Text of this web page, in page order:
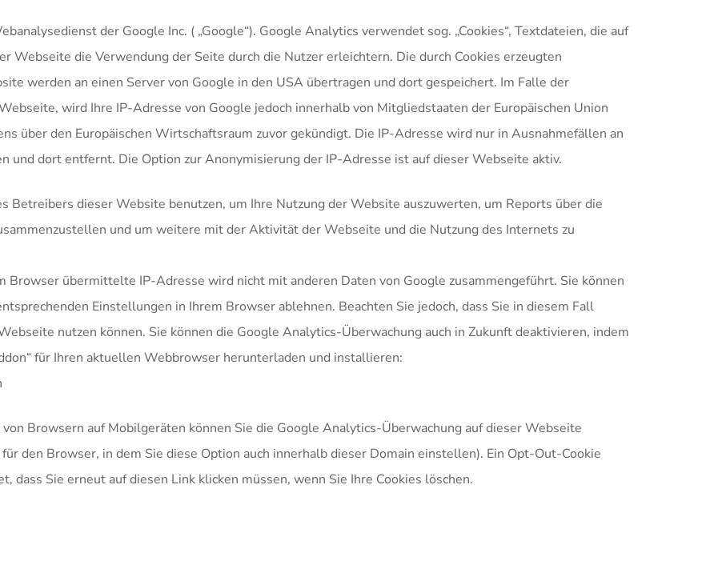
der Google Inc. ( „Google“). Google Analytics verwendet sog. „Cookies“, Textdateien, die auf
Webseite die Verwendung der Seite durch die Nutzer erleichtern. Die durch Cookies erzeugten
werden an einen Server von Google in den USA übertragen und dort gespeichert. Im Falle der
wird Ihre IP-Adresse von Google jedoch innerhalb von Mitgliedstaaten der Europäischen Union
über den Europäischen Wirtschaftsraum zuvor gekündigt. Die IP-Adresse wird nur in Ausnahmefällen an
und dort entfernt. Die Option zur Anonymisierung der IP-Adresse ist auf dieser Webseite aktiv.
Betreibers dieser Website benutzen, um Ihre Nutzung der Website auszuwerten, um Reports über die
und um weitere mit der Aktivität der Webseite und die Nutzung des Internets zu
Browser übermittelte IP-Adresse wird nicht mit anderen Daten von Google zusammengeführt. Sie können
Einstellungen in Ihrem Browser ablehnen. Beachten Sie jedoch, dass Sie in diesem Fall
nutzen können. Sie können die Google Analytics-Überwachung auch in Zukunft deaktivieren, indem
für Ihren aktuellen Webbrowser herunterladen und installieren:
Browsern auf Mobilgeräten können Sie die Google Analytics-Überwachung auf dieser Webseite
den Browser, in dem Sie diese Option auch innerhalb dieser Domain einstellen). Ein Opt-Out-Cookie
dass Sie erneut auf diesen Link klicken müssen, wenn Sie Ihre Cookies löschen.